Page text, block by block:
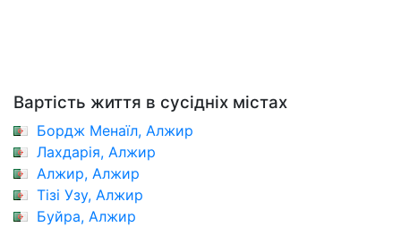
Вартість життя в сусідніх містах
Бордж Менаїл, Алжир
Лахдарія, Алжир
Алжир, Алжир
Тізі Узу, Алжир
Буйра, Алжир